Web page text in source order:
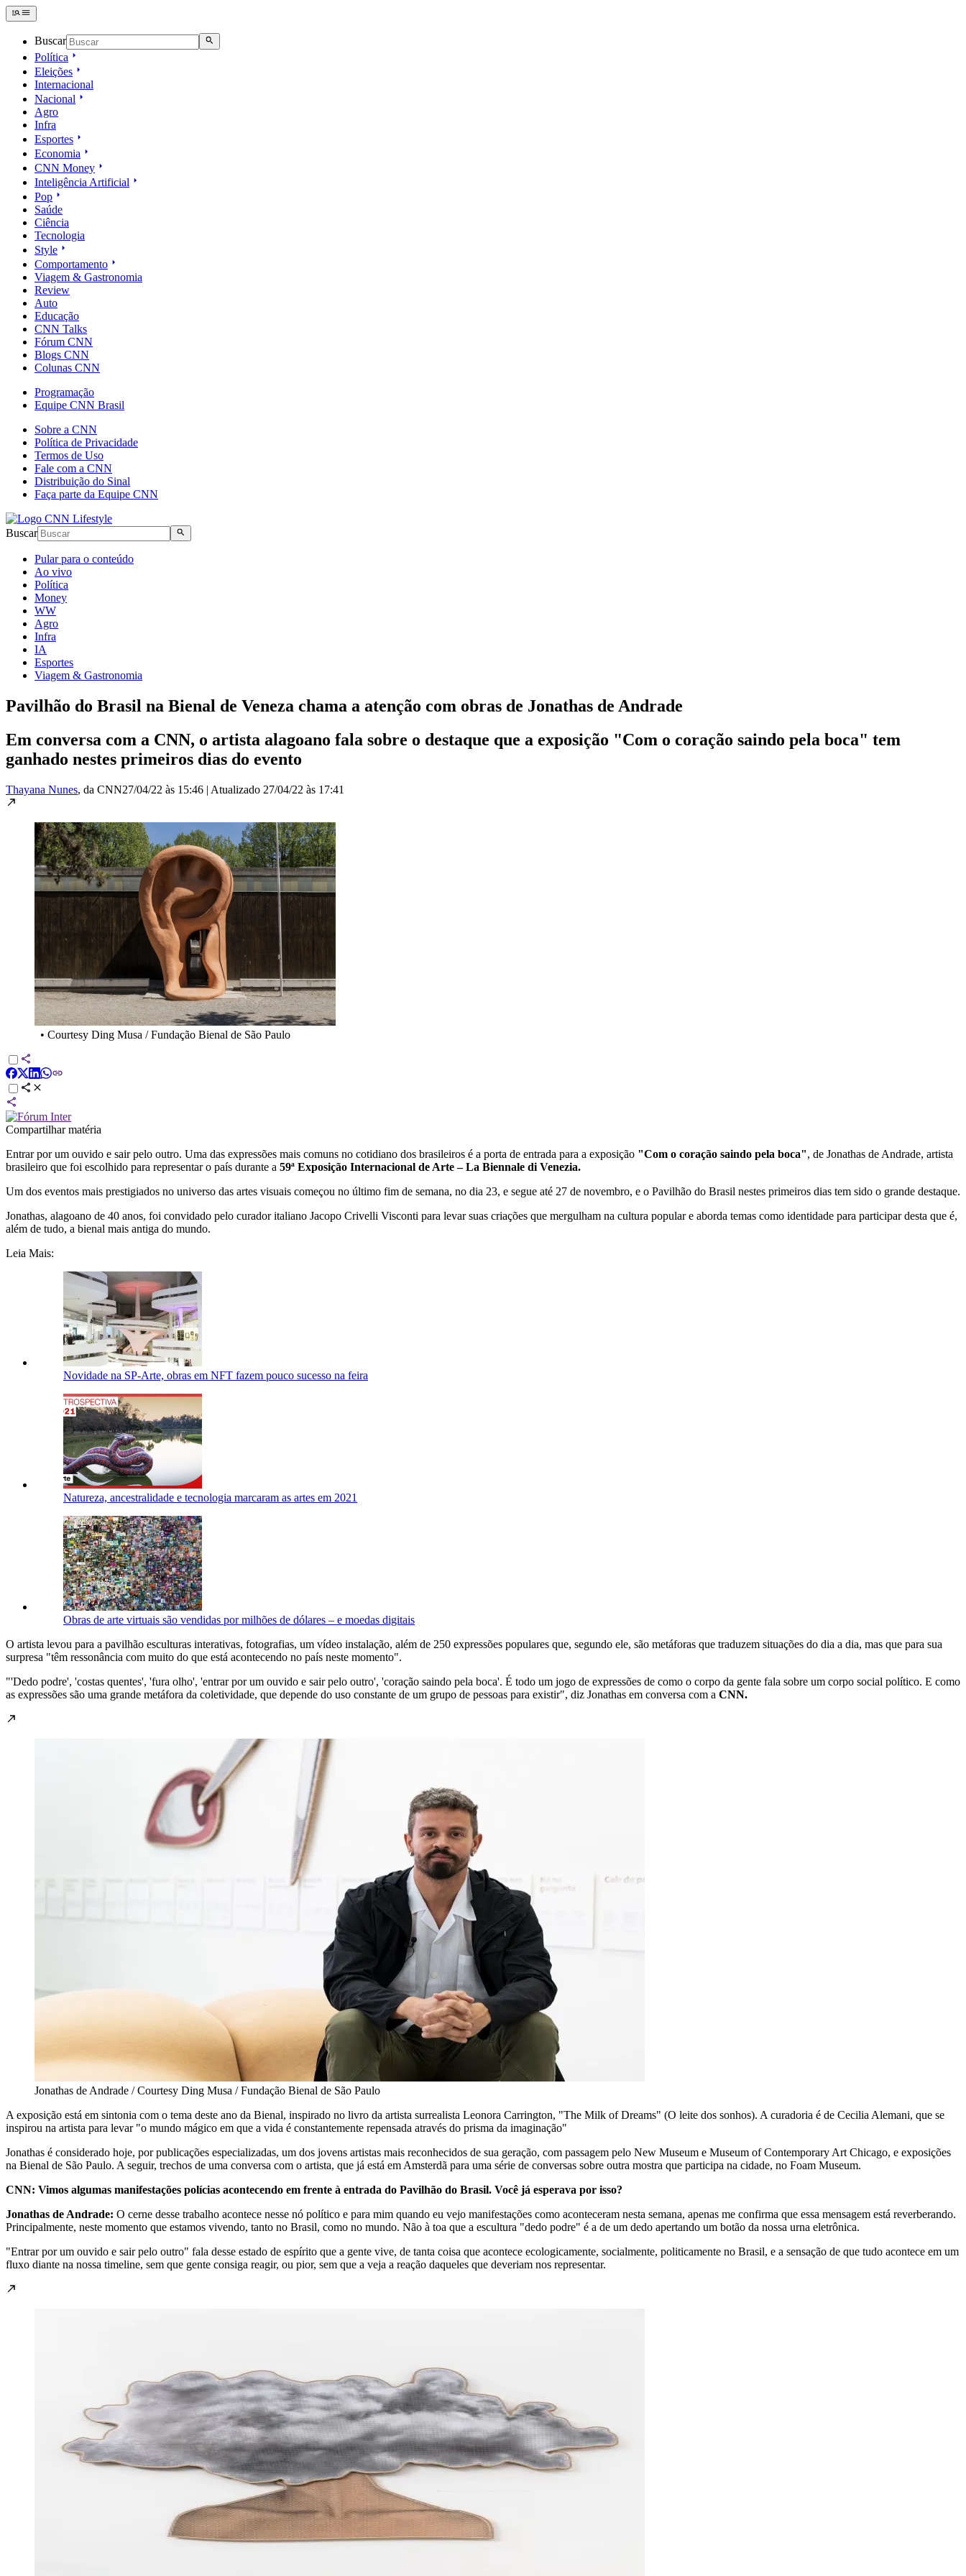
Buscar
Política
Eleições
Internacional
Nacional
Agro
Infra
Esportes
Economia
CNN Money
Inteligência Artificial
Pop
Saúde
Ciência
Tecnologia
Style
Comportamento
Viagem & Gastronomia
Review
Auto
Educação
CNN Talks
Fórum CNN
Blogs CNN
Colunas CNN
Programação
Equipe CNN Brasil
Sobre a CNN
Política de Privacidade
Termos de Uso
Fale com a CNN
Distribuição do Sinal
Faça parte da Equipe CNN
Buscar
Pular para o conteúdo
Ao vivo
Política
Money
WW
Agro
Infra
IA
Esportes
Viagem & Gastronomia
Pavilhão do Brasil na Bienal de Veneza chama a atenção com obras de Jonathas de Andrade
Em conversa com a CNN, o artista alagoano fala sobre o destaque que a exposição "Com o coração saindo pela boca" tem
ganhado nestes primeiros dias do evento
Thayana Nunes, da CNN27/04/22 às 15:46 | Atualizado 27/04/22 às 17:41
• Courtesy Ding Musa / Fundação Bienal de São Paulo
Compartilhar matéria
Entrar por um ouvido e sair pelo outro. Uma das expressões mais comuns no cotidiano dos brasileiros é a porta de entrada para a exposição "Com o coração saindo pela boca", de Jonathas de Andrade, artista
brasileiro que foi escolhido para representar o país durante a 59ª Exposição Internacional de Arte – La Biennale di Venezia.
Um dos eventos mais prestigiados no universo das artes visuais começou no último fim de semana, no dia 23, e segue até 27 de novembro, e o Pavilhão do Brasil nestes primeiros dias tem sido o grande destaque.
Jonathas, alagoano de 40 anos, foi convidado pelo curador italiano Jacopo Crivelli Visconti para levar suas criações que mergulham na cultura popular e aborda temas como identidade para participar desta que é,
além de tudo, a bienal mais antiga do mundo.
Leia Mais:
Novidade na SP-Arte, obras em NFT fazem pouco sucesso na feira
Natureza, ancestralidade e tecnologia marcaram as artes em 2021
Obras de arte virtuais são vendidas por milhões de dólares – e moedas digitais
O artista levou para a pavilhão esculturas interativas, fotografias, um vídeo instalação, além de 250 expressões populares que, segundo ele, são metáforas que traduzem situações do dia a dia, mas que para sua
surpresa "têm ressonância com muito do que está acontecendo no país neste momento".
"'Dedo podre', 'costas quentes', 'fura olho', 'entrar por um ouvido e sair pelo outro', 'coração saindo pela boca'. É todo um jogo de expressões de como o corpo da gente fala sobre um corpo social político. E como
as expressões são uma grande metáfora da coletividade, que depende do uso constante de um grupo de pessoas para existir", diz Jonathas em conversa com a CNN.
Jonathas de Andrade / Courtesy Ding Musa / Fundação Bienal de São Paulo
A exposição está em sintonia com o tema deste ano da Bienal, inspirado no livro da artista surrealista Leonora Carrington, "The Milk of Dreams" (O leite dos sonhos). A curadoria é de Cecilia Alemani, que se
inspirou na artista para levar "o mundo mágico em que a vida é constantemente repensada através do prisma da imaginação"
Jonathas é considerado hoje, por publicações especializadas, um dos jovens artistas mais reconhecidos de sua geração, com passagem pelo New Museum e Museum of Contemporary Art Chicago, e exposições
na Bienal de São Paulo. A seguir, trechos de uma conversa com o artista, que já está em Amsterdã para uma série de conversas sobre outra mostra que participa na cidade, no Foam Museum.
CNN: Vimos algumas manifestações polícias acontecendo em frente à entrada do Pavilhão do Brasil. Você já esperava por isso?
Jonathas de Andrade: O cerne desse trabalho acontece nesse nó político e para mim quando eu vejo manifestações como aconteceram nesta semana, apenas me confirma que essa mensagem está reverberando.
Principalmente, neste momento que estamos vivendo, tanto no Brasil, como no mundo. Não à toa que a escultura "dedo podre" é a de um dedo apertando um botão da nossa urna eletrônica.
"Entrar por um ouvido e sair pelo outro" fala desse estado de espírito que a gente vive, de tanta coisa que acontece ecologicamente, socialmente, politicamente no Brasil, e a sensação de que tudo acontece em um
fluxo diante na nossa timeline, sem que gente consiga reagir, ou pior, sem que a veja a reação daqueles que deveriam nos representar.